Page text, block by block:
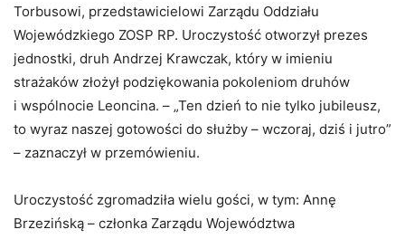
Torbusowi, przedstawicielowi Zarządu Oddziału
Wojewódzkiego ZOSP RP. Uroczystość otworzył prezes
jednostki, druh Andrzej Krawczak, który w imieniu
strażaków złożył podziękowania pokoleniom druhów
i wspólnocie Leoncina. – „Ten dzień to nie tylko jubileusz,
to wyraz naszej gotowości do służby – wczoraj, dziś i jutro”
– zaznaczył w przemówieniu.
Uroczystość zgromadziła wielu gości, w tym: Annę
Brzezińską – członka Zarządu Województwa